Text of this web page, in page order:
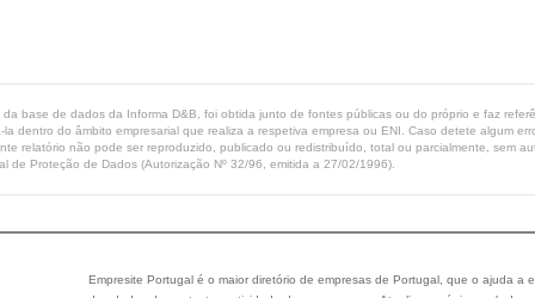
base de dados da Informa D&B, foi obtida junto de fontes públicas ou do próprio e faz
dentro do âmbito empresarial que realiza a respetiva empresa ou ENI. Caso detete algum
relatório não pode ser reproduzido, publicado ou redistribuído, total ou parcialmente, sem
de Proteção de Dados (Autorização Nº 32/96, emitida a 27/02/1996).
Empresite Portugal é o maior diretório de empresas de Portugal, que o ajuda a